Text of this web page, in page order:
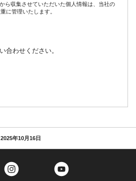
ら収集させていただいた個人情報は、当社の
に管理いたします。
合わせください。
2025年10月16日
Twitter